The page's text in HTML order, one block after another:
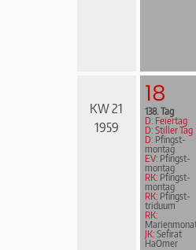
KW 21
1959
18
138. Tag
D: Feiertag
D: Stiller Tag
D: Pfingst­
mon­tag
EV: Pfingst­
mon­tag
RK: Pfingst­
mon­tag
RK: Pfingst­
tri­du­um
RK:
JK: Sefirat
HaOmer